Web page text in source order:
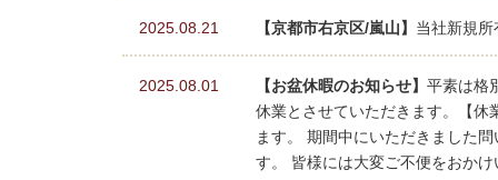
2025.08.21 【京都市右京区/嵐山】 当社新規
2025.08.01 【お盆休暇のお知らせ】 平素は格
休業とさせていただきます。【
ます。 期間中にいただきました
す。 皆様には大変ご不便をおか